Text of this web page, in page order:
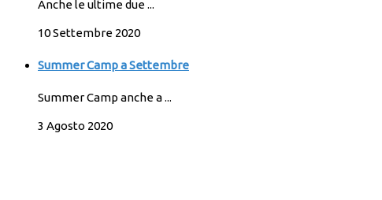
Anche le ultime due ...
10 Settembre 2020
Summer Camp a Settembre
Summer Camp anche a ...
3 Agosto 2020